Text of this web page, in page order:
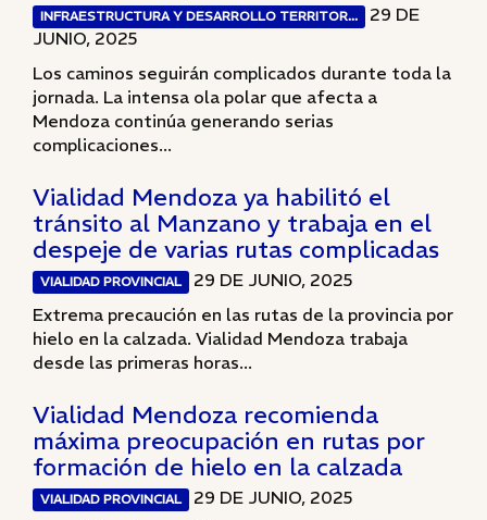
INFRAESTRUCTURA Y DESARROLLO TERRITOR...
29 DE
JUNIO, 2025
Los caminos seguirán complicados durante toda la
jornada. La intensa ola polar que afecta a
Mendoza continúa generando serias
complicaciones...
Vialidad Mendoza ya habilitó el
tránsito al Manzano y trabaja en el
despeje de varias rutas complicadas
VIALIDAD PROVINCIAL
29 DE JUNIO, 2025
Extrema precaución en las rutas de la provincia por
hielo en la calzada. Vialidad Mendoza trabaja
desde las primeras horas...
Vialidad Mendoza recomienda
máxima preocupación en rutas por
formación de hielo en la calzada
VIALIDAD PROVINCIAL
29 DE JUNIO, 2025